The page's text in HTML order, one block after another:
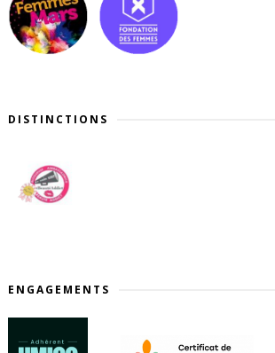
DISTINCTIONS
ENGAGEMENTS